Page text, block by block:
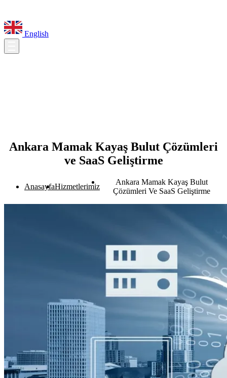
English
Ankara Mamak Kayaş Bulut Çözümleri
ve SaaS Geliştirme
AnasayfaHizmetlerimiz
Ankara Mamak Kayaş Bulut
Çözümleri Ve SaaS Geliştirme